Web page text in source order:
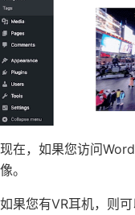
现在，如果您访问
像。
如果您有VR耳机，则